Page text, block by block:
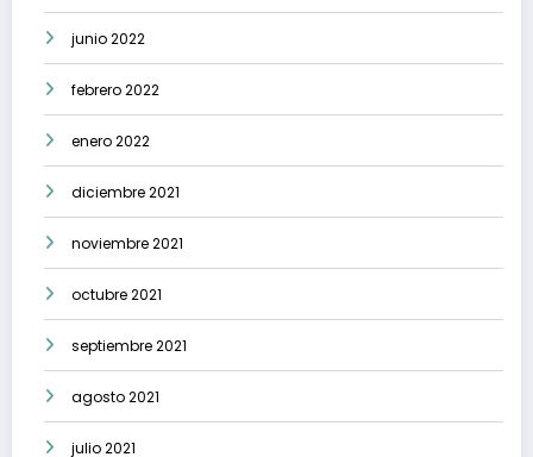
junio 2022
febrero 2022
enero 2022
diciembre 2021
noviembre 2021
octubre 2021
septiembre 2021
agosto 2021
julio 2021